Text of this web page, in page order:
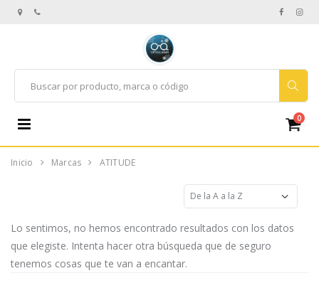
0
Inicio Marcas ATITUDE
Lo sentimos, no hemos encontrado resultados con los datos
que elegiste. Intenta hacer otra búsqueda que de seguro
tenemos cosas que te van a encantar.